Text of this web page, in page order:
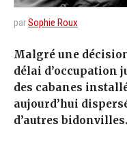
parSophie Roux
Malgré une
délai d’occupation
des cabanes
aujourd’hui
d’autres bidonvilles.